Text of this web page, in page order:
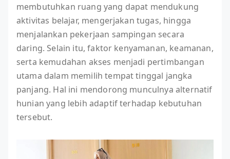
membutuhkan ruang yang dapat mendukung
aktivitas belajar, mengerjakan tugas, hingga
menjalankan pekerjaan sampingan secara
daring. Selain itu, faktor kenyamanan, keamanan,
serta kemudahan akses menjadi pertimbangan
utama dalam memilih tempat tinggal jangka
panjang. Hal ini mendorong munculnya alternatif
hunian yang lebih adaptif terhadap kebutuhan
tersebut.